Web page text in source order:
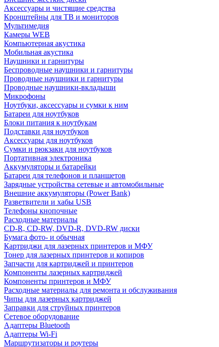
Аксессуары и чистящие средства
Кронштейны для ТВ и мониторов
Мультимедия
Камеры WEB
Компьютерная акустика
Мобильная акустика
Наушники и гарнитуры
Беспроводные наушники и гарнитуры
Проводные наушники и гарнитуры
Проводные наушники-вкладыши
Микрофоны
Ноутбуки, аксессуары и сумки к ним
Батареи для ноутбуков
Блоки питания к ноутбукам
Подставки для ноутбуков
Аксессуары для ноутбуков
Сумки и рюкзаки для ноутбуков
Портативная электроника
Аккумуляторы и батарейки
Батареи для телефонов и планшетов
Зарядные устройства сетевые и автомобильные
Внешние аккумуляторы (Power Bank)
Разветвители и хабы USB
Телефоны кнопочные
Расходные материалы
CD-R, CD-RW, DVD-R, DVD-RW диски
Бумага фото- и обычная
Картриджи для лазерных принтеров и МФУ
Тонер для лазерных принтеров и копиров
Запчасти для картриджей и принтеров
Компоненты лазерных картриджей
Компоненты принтеров и МФУ
Расходные материалы для ремонта и обслуживания
Чипы для лазерных картриджей
Заправки для струйных принтеров
Сетевое оборудование
Адаптеры Bluetooth
Адаптеры Wi-Fi
Маршрутизаторы и роутеры